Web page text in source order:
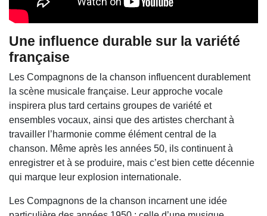
Une influence durable sur la variété
française
Les Compagnons de la chanson influencent durablement
la scène musicale française. Leur approche vocale
inspirera plus tard certains groupes de variété et
ensembles vocaux, ainsi que des artistes cherchant à
travailler l’harmonie comme élément central de la
chanson. Même après les années 50, ils continuent à
enregistrer et à se produire, mais c’est bien cette décennie
qui marque leur explosion internationale.
Les Compagnons de la chanson incarnent une idée